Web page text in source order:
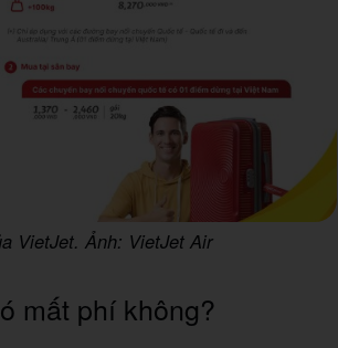
VietJet. Ảnh: VietJet Air
mất phí không?